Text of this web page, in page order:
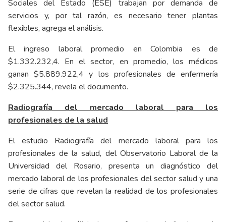
Sociales del Estado (ESE) trabajan por demanda de
servicios y, por tal razón, es necesario tener plantas
flexibles, agrega el análisis.
El ingreso laboral promedio en Colombia es de
$1.332.232,4. En el sector, en promedio, los médicos
ganan $5.889.922,4 y los profesionales de enfermería
$2.325.344, revela el documento.
Radiografía del mercado laboral para los
profesionales de la salud
El estudio Radiografía del mercado laboral para los
profesionales de la salud, del Observatorio Laboral de la
Universidad del Rosario, presenta un diagnóstico del
mercado laboral de los profesionales del sector salud y una
serie de cifras que revelan la realidad de los profesionales
del sector salud.